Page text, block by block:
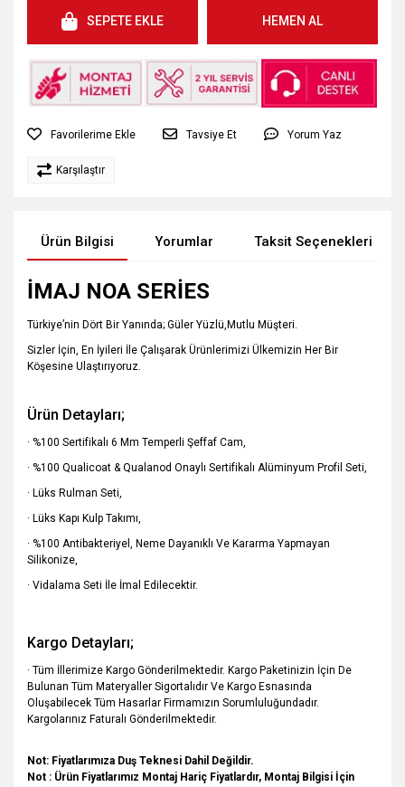
SEPETE EKLE HEMEN AL
Tavsiye Et Yorum Yaz
Karşılaştır
Ürün Bilgisi Yorumlar Taksit Seçenekleri
İMAJ NOA SERİES
Türkiye’nin Dört Bir Yanında; Güler Yüzlü,Mutlu Müşteri.
Sizler İçin, En İyileri İle Çalışarak Ürünlerimizi Ülkemizin Her Bir
Köşesine Ulaştırıyoruz.
Ürün Detayları;
· %100 Sertifikalı 6 Mm Temperli Şeffaf Cam,
· %100 Qualicoat & Qualanod Onaylı Sertifikalı Alüminyum Profil Seti,
· Lüks Rulman Seti,
· Lüks Kapı Kulp Takımı,
· %100 Antibakteriyel, Neme Dayanıklı Ve Kararma Yapmayan
Silikonize,
· Vidalama Seti İle İmal Edilecektir.
Kargo Detayları;
· Tüm İllerimize Kargo Gönderilmektedir. Kargo Paketinizin İçin De
Bulunan Tüm Materyaller Sigortalıdır Ve Kargo Esnasında
Oluşabilecek Tüm Hasarlar Firmamızın Sorumluluğundadır.
Kargolarınız Faturalı Gönderilmektedir.
Not: Fiyatlarımıza Duş Teknesi Dahil Değildir.
Not : Ürün Fiyatlarımız Montaj Hariç Fiyatlardır, Montaj Bilgisi İçin